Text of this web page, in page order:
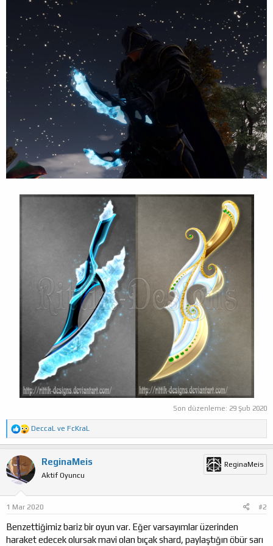
Son düzenleme: 29 Şub 2020
T
e
p
k
i
l
r
:
DeccaL ve FcKraL
ReginaMeis
Aktif Oyuncu
ReginaMeis
1 Mar 2020 #2
Benzettiğimiz bariz bir oyun var. Eğer varsayımlar üzerinden
haraket edecek olursak mavi olan bıçak shard, paylaştığın öbür sarı